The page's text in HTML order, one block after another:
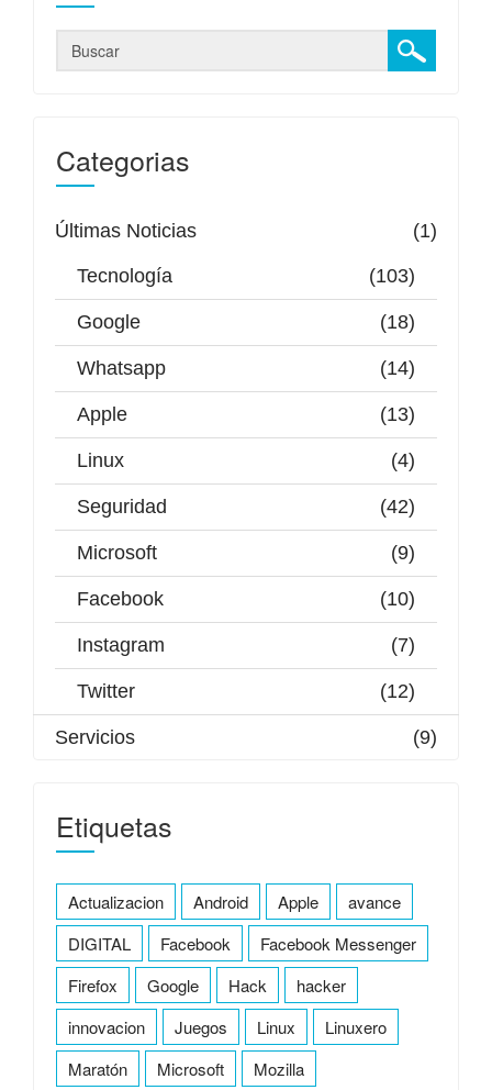
Categorias
Últimas Noticias (1)
Tecnología (103)
Google (18)
Whatsapp (14)
Apple (13)
Linux (4)
Seguridad (42)
Microsoft (9)
Facebook (10)
Instagram (7)
Twitter (12)
Servicios (9)
Etiquetas
Actualizacion Android Apple
avance
DIGITAL
Facebook
Facebook Messenger
Firefox
Google Hack
hacker
innovacion
Juegos Linux
Linuxero
Maratón
Microsoft
Mozilla